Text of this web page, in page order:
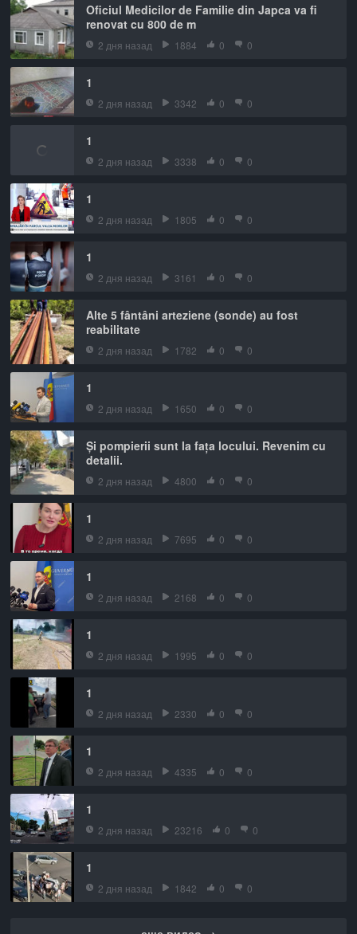
Oficiul Medicilor de Familie din Japca va fi
renovat cu 800 de m
2 дня назад 1884 0 0
1
2 дня назад 3342 0 0
1
2 дня назад 3338 0 0
1
2 дня назад 1805 0 0
1
2 дня назад 3161 0 0
Alte 5 fântâni arteziene (sonde) au fost
reabilitate
2 дня назад 1782 0 0
1
2 дня назад 1650 0 0
Și pompierii sunt la fața locului. Revenim cu
detalii.
2 дня назад 4800 0 0
1
2 дня назад 7695 0 0
1
2 дня назад 2168 0 0
1
2 дня назад 1995 0 0
1
2 дня назад 2330 0 0
1
2 дня назад 4335 0 0
1
2 дня назад 23216 0 0
1
2 дня назад 1842 0 0